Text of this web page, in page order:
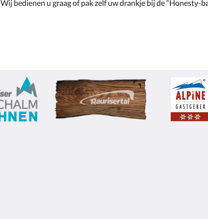
Wij bedienen u graag of pak zelf uw drankje bij de “Honesty-